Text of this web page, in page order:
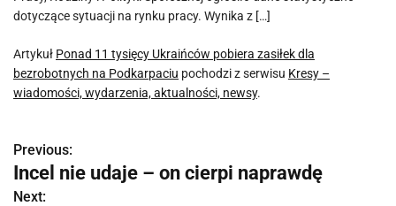
dotyczące sytuacji na rynku pracy. Wynika z […]
Artykuł Ponad 11 tysięcy Ukraińców pobiera zasiłek dla
bezrobotnych na Podkarpaciu pochodzi z serwisu Kresy –
wiadomości, wydarzenia, aktualności, newsy.
N
a
Previous:
Incel nie udaje – on cierpi naprawdę
Next: